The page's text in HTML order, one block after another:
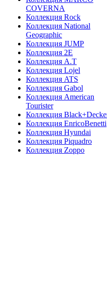
COVERNA
Коллекция Rock
Коллекция National
Geographic
Коллекция JUMP
Коллекция 2E
Коллекция A.T
Коллекция Lojel
Коллекция ATS
Коллекция Gabol
Коллекция American
Tourister
Коллекция
Коллекция EnricoBenetti
Коллекция Hyundai
Коллекция Piquadro
Коллекция Zoppo